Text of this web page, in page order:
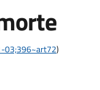
03;396~art72)